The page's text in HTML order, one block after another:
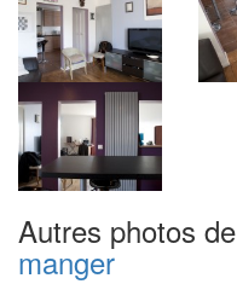
Autres photos de
manger